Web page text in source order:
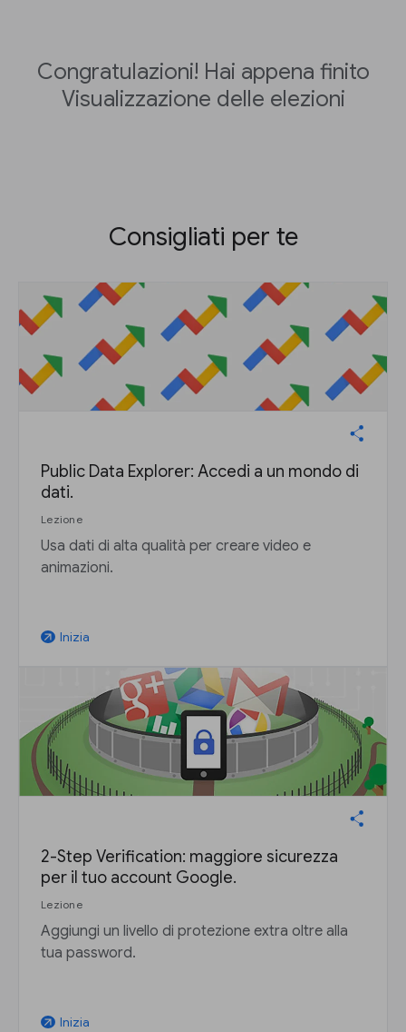
Congratulazioni! Hai appena finito
Visualizzazione delle elezioni
Consigliati per te
Public Data Explorer: Accedi a un mondo di
dati.
Lezione
Usa dati di alta qualità per creare video e
animazioni.
arrow_outward Inizia
2-Step Verification: maggiore sicurezza
per il tuo account Google.
Lezione
Aggiungi un livello di protezione extra oltre alla
tua password.
arrow_outward Inizia